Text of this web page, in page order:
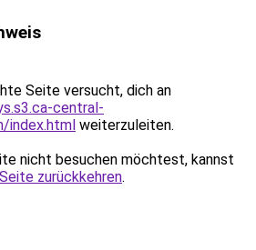
Seite versucht, dich an
central-
index.html weiterzuleiten.
nicht besuchen möchtest, kannst
zurückkehren.